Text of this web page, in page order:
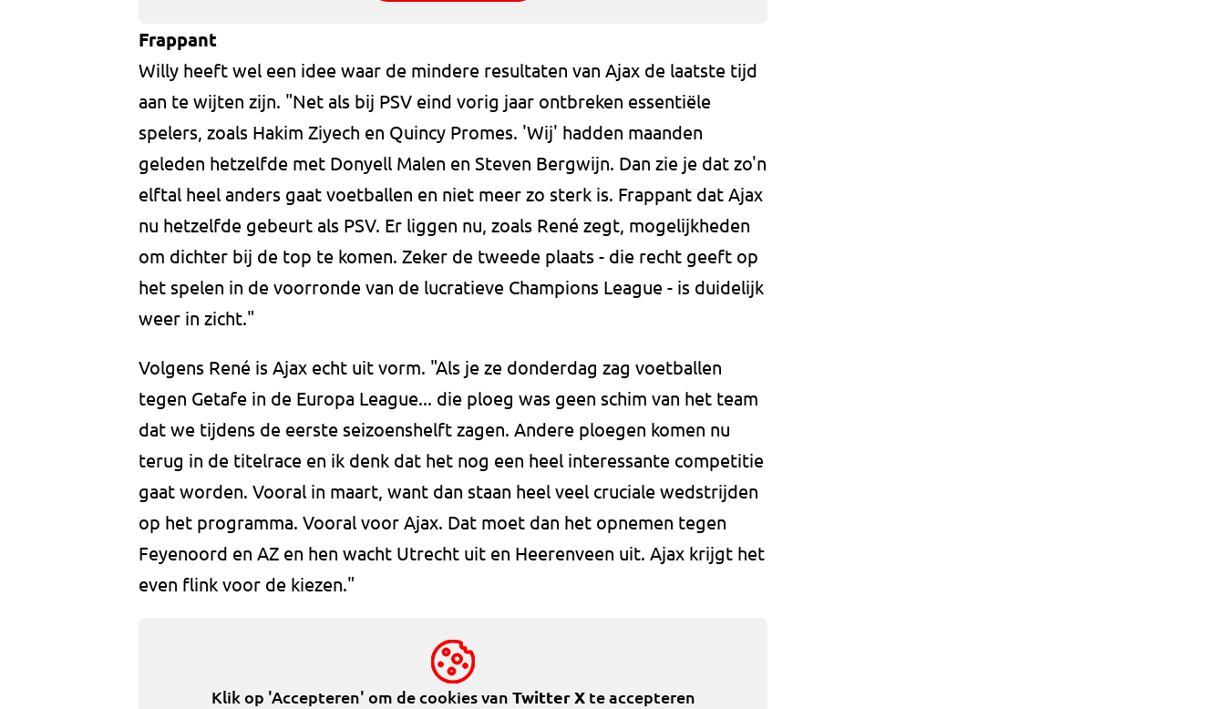
Frappant
Willy heeft wel een idee waar de mindere resultaten van Ajax de laatste tijd
aan te wijten zijn. "Net als bij PSV eind vorig jaar ontbreken essentiële
spelers, zoals Hakim Ziyech en Quincy Promes. 'Wij' hadden maanden
geleden hetzelfde met Donyell Malen en Steven Bergwijn. Dan zie je dat zo'n
elftal heel anders gaat voetballen en niet meer zo sterk is. Frappant dat Ajax
nu hetzelfde gebeurt als PSV. Er liggen nu, zoals René zegt, mogelijkheden
om dichter bij de top te komen. Zeker de tweede plaats - die recht geeft op
het spelen in de voorronde van de lucratieve Champions League - is duidelijk
weer in zicht."
Volgens René is Ajax echt uit vorm. "Als je ze donderdag zag voetballen
tegen Getafe in de Europa League... die ploeg was geen schim van het team
dat we tijdens de eerste seizoenshelft zagen. Andere ploegen komen nu
terug in de titelrace en ik denk dat het nog een heel interessante competitie
gaat worden. Vooral in maart, want dan staan heel veel cruciale wedstrijden
op het programma. Vooral voor Ajax. Dat moet dan het opnemen tegen
Feyenoord en AZ en hen wacht Utrecht uit en Heerenveen uit. Ajax krijgt het
even flink voor de kiezen."
Klik op 'Accepteren' om de cookies van Twitter Xte accepteren